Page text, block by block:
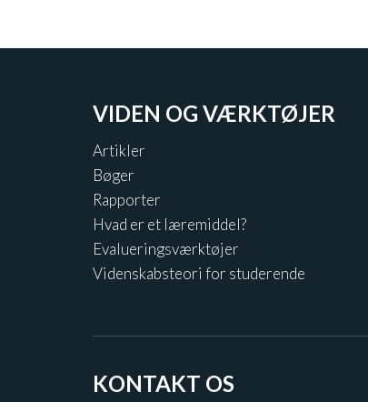
VIDEN OG VÆRKTØJER
Artikler
Bøger
Rapporter
Hvad er et læremiddel?
Evalueringsværktøjer
Videnskabsteori for studerende
KONTAKT OS